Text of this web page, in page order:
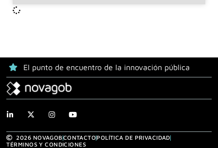
El punto de encuentro de la innovación pública
2026 NOVAGOBCONTACTOPOLÍTICA DE PRIVACIDAD
TÉRMINOS Y CONDICIONES